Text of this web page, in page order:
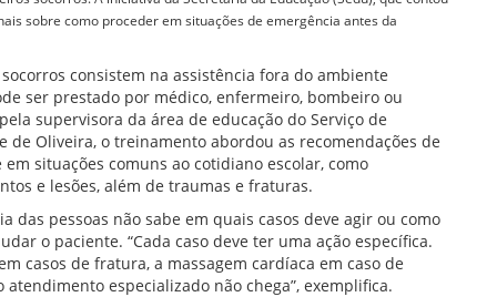
sobre como proceder em situações de emergência antes da
consistem na assistência fora do ambiente
ser prestado por médico, enfermeiro, bombeiro ou
supervisora da área de educação do Serviço de
de Oliveira, o treinamento abordou as recomendações de
situações comuns ao cotidiano escolar, como
e lesões, além de traumas e fraturas.
das pessoas não sabe em quais casos deve agir ou como
o paciente. “Cada caso deve ter uma ação específica.
casos de fratura, a massagem cardíaca em caso de
especializado não chega”, exemplifica.